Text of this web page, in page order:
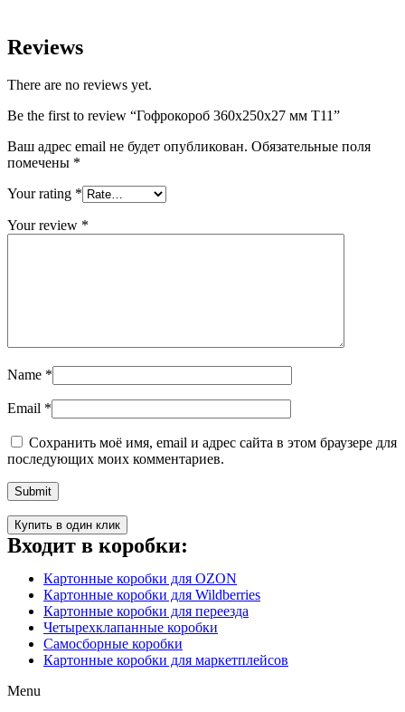
Reviews
There are no reviews yet.
Be the first to review “Гофрокороб 360х250х27 мм Т11”
Ваш адрес email не будет опубликован. Обязательные поля
помечены *
Your rating *
Your review *
Name *
Email *
Сохранить моё имя, email и адрес сайта в этом браузере для
последующих моих комментариев.
Купить в один клик
Входит в коробки:
Картонные коробки для OZON
Картонные коробки для Wildberries
Картонные коробки для переезда
Четырехклапанные коробки
Самосборные коробки
Картонные коробки для маркетплейсов
Menu